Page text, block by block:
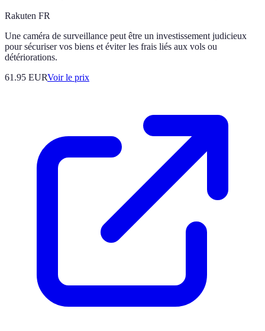
Rakuten FR
Une caméra de surveillance peut être un investissement judicieux
pour sécuriser vos biens et éviter les frais liés aux vols ou
détériorations.
61.95 EURVoir le prix